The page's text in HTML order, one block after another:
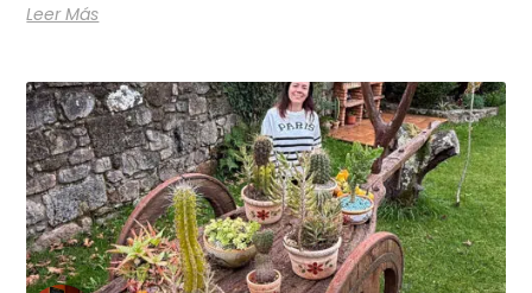
Leer Más